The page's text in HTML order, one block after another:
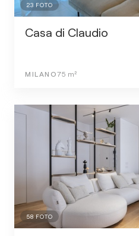
23 FOTO
Casa di Claudio
MILANO75 m²
58 FOTO